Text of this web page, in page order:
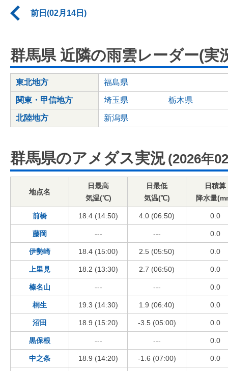
前日(02月14日)
群馬県 近隣の雨雲レーダー(実
東北地方 福島県
関東・甲信地方 埼玉県 栃木県
北陸地方 新潟県
群馬県のアメダス実況 (2026年
地点名
日最高
気温(℃)
日最低
気温(℃)
日積算
降水量
前橋 18.4 (14:50) 4.0 (06:50) 0.0
藤岡 --- --- 0.0
伊勢崎 18.4 (15:00) 2.5 (05:50) 0.0
上里見 18.2 (13:30) 2.7 (06:50) 0.0
榛名山 --- --- 0.0
桐生 19.3 (14:30) 1.9 (06:40) 0.0
沼田 18.9 (15:20) -3.5 (05:00) 0.0
黒保根 --- --- 0.0
中之条 18.9 (14:20) -1.6 (07:00) 0.0